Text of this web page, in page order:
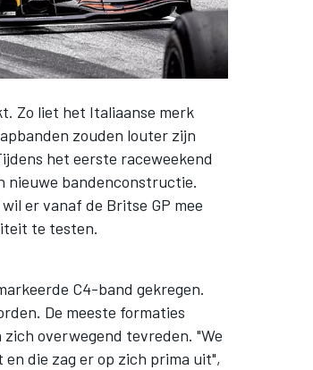
Zo liet het Italiaanse merk
zouden louter zijn
het eerste raceweekend
nieuwe bandenconstructie.
er vanaf de Britse GP mee
te testen.
C4-band gekregen.
De meeste formaties
overwegend tevreden. "We
die zag er op zich prima uit",